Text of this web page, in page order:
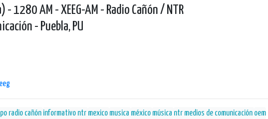
1280 AM - XEEG-AM - Radio Cañón / NTR
- Puebla, PU
radio cañón informativo ntr mexico musica méxico música ntr medios de comunicación oem